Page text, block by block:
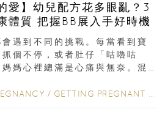
愛】幼兒配方花多眼亂？3
體質 把握BB展入手好時機
遇到不同的挑戰。每當看到寶
個不停，或者肚仔「咕嚕咕
媽心裡總滿是心痛與無奈。混
/ GETTING PREGNANT